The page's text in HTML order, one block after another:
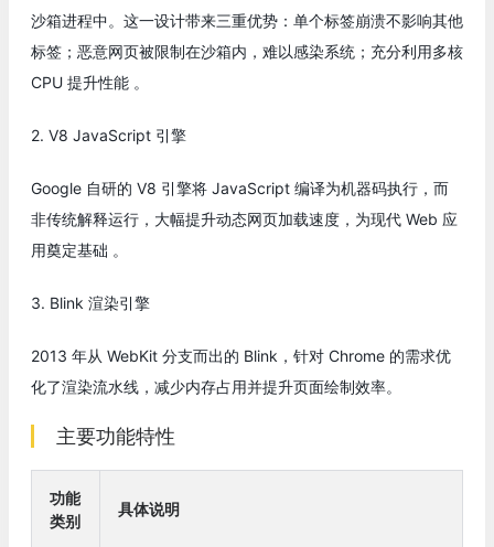
沙箱进程中。这一设计带来三重优势：单个标签崩溃不影响其他
标签；恶意网页被限制在沙箱内，难以感染系统；充分利用多核
CPU 提升性能 。
2. V8 JavaScript 引擎
Google 自研的 V8 引擎将 JavaScript 编译为机器码执行，而
非传统解释运行，大幅提升动态网页加载速度，为现代 Web 应
用奠定基础 。
3. Blink 渲染引擎
2013 年从 WebKit 分支而出的 Blink，针对 Chrome 的需求优
化了渲染流水线，减少内存占用并提升页面绘制效率。
主要功能特性
功能
类别
具体说明